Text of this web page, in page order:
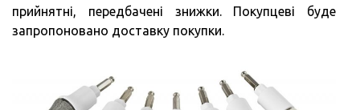
прийнятні, передбачені знижки. Покупцеві буде
запропоновано доставку покупки.